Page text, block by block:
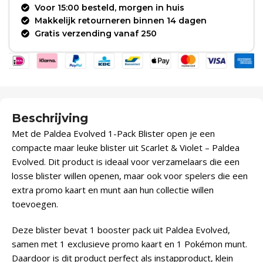
Voor 15:00 besteld, morgen in huis
Makkelijk retourneren binnen 14 dagen
Gratis verzending vanaf 250
Beschrijving
Met de Paldea Evolved 1-Pack Blister open je een
compacte maar leuke blister uit Scarlet & Violet – Paldea
Evolved. Dit product is ideaal voor verzamelaars die een
losse blister willen openen, maar ook voor spelers die een
extra promo kaart en munt aan hun collectie willen
toevoegen.
Deze blister bevat 1 booster pack uit Paldea Evolved,
samen met 1 exclusieve promo kaart en 1 Pokémon munt.
Daardoor is dit product perfect als instapproduct, klein